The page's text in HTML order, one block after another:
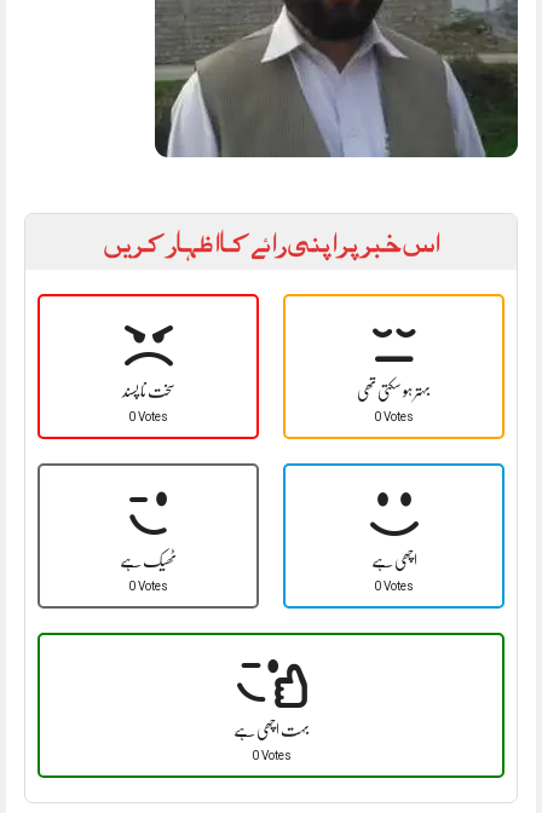
اس خبر پر اپنی رائے کا اظہار کریں
سخت نا پسند
0 Votes
بہتر ہو سکتی تھی
0 Votes
ٹھیک ہے
0 Votes
اچھی ہے
0 Votes
بہت اچھی ہے
0 Votes